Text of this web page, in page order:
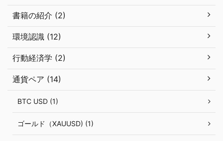
書籍の紹介 (2)
環境認識 (12)
行動経済学 (2)
通貨ペア (14)
BTC USD (1)
ゴールド（XAUUSD) (1)